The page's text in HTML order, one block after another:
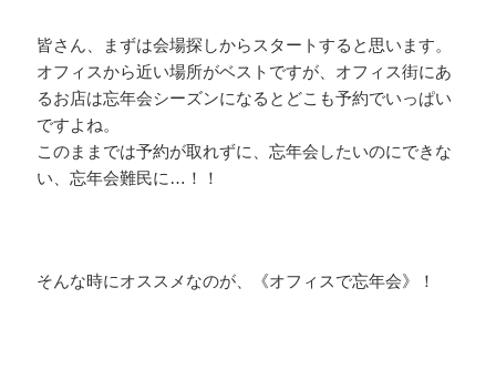
皆さん、まずは会場探しからスタートすると思います。
オフィスから近い場所がベストですが、オフィス街にあ
るお店は忘年会シーズンになるとどこも予約でいっぱい
ですよね。
このままでは予約が取れずに、忘年会したいのにできな
い、忘年会難民に…！！
そんな時にオススメなのが、《オフィスで忘年会》！